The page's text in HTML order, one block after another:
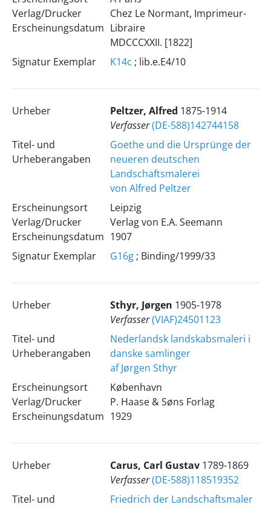
Verlag/Drucker
Erscheinungsdatum
Chez Le Normant, Imprimeur-
Libraire
MDCCCXXII. [1822]
Signatur Exemplar
K14c ; lib.e.E4/10
Urheber Peltzer, Alfred 1875-1914
Verfasser(DE-588)142744158
Titel- und
Urheberangaben
Goethe und die Ursprünge der
neueren deutschen
Landschaftsmalerei
von Alfred Peltzer
Erscheinungsort
Verlag/Drucker
Erscheinungsdatum
Leipzig
Verlag von E.A. Seemann
1907
Signatur Exemplar
G16g; Binding/1999/33
Urheber Sthyr, Jørgen 1905-1978
Verfasser(VIAF)24501123
Titel- und
Urheberangaben
Nederlandsk landskabsmaleri i
danske samlinger
af Jørgen Sthyr
Erscheinungsort
Verlag/Drucker
Erscheinungsdatum
København
P. Haase & Søns Forlag
1929
Urheber Carus, Carl Gustav 1789-1869
Verfasser(DE-588)118519352
Titel- und
Friedrich der Landschaftsmaler